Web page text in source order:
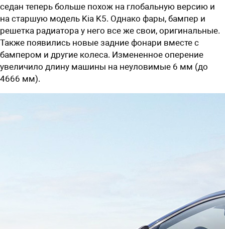
седан теперь больше похож на глобальную версию и
на старшую модель Kia K5. Однако фары, бампер и
решетка радиатора у него все же свои, оригинальные.
Также появились новые задние фонари вместе с
бампером и другие колеса. Измененное оперение
увеличило длину машины на неуловимые 6 мм (до
4666 мм).